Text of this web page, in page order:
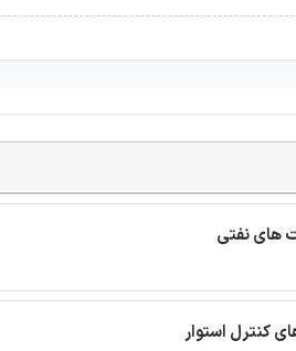
های نفتی
کنترل استوار